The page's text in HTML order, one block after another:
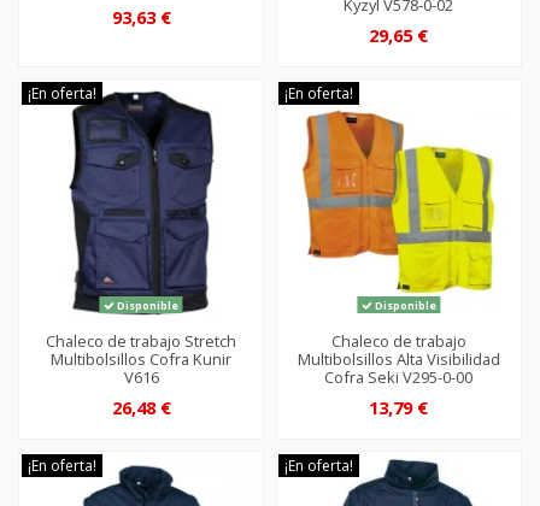
93,63 €
Kyzyl V578-0-02
29,65 €
¡En oferta!
Disponible
Chaleco de trabajo Stretch
Multibolsillos Cofra Kunir
V616
26,48 €
¡En oferta!
Disponible
Chaleco de trabajo
Multibolsillos Alta Visibilidad
Cofra Seki V295-0-00
13,79 €
¡En oferta! ¡En oferta!